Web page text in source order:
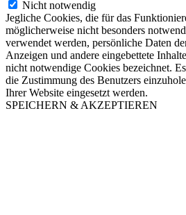
Nicht notwendig
Jegliche Cookies, die für das
möglicherweise nicht besonders
verwendet werden, persönliche Daten
Anzeigen und andere eingebettete
nicht notwendige Cookies bezeichnet.
die Zustimmung des Benutzers
Ihrer Website eingesetzt werden.
SPEICHERN & AKZEPTIEREN